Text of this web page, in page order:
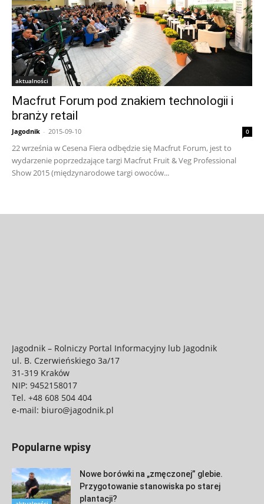
aktualności
Macfrut Forum pod znakiem technologii i
branży retail
Jagodnik - 2015-09-10 0
22 września w Cesena Fiera odbędzie się Macfrut Forum, jest to
wydarzenie poprzedzające targi Macfrut Fruit & Veg Professional
Show 2015 (międzynarodowe targi owoców...
Jagodnik – Rolniczy Portal Informacyjny lub Jagodnik
ul. B. Czerwieńskiego 3a/17
31-319 Kraków
NIP: 9452158017
Tel. +48 608 504 404
e-mail: biuro@jagodnik.pl
Popularne wpisy
Nowe borówki na „zmęczonej” glebie.
Przygotowanie stanowiska po starej
plantacji?